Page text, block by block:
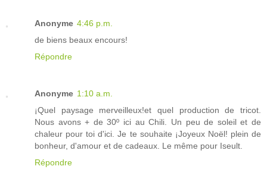
Anonyme 4:46 p.m.
de biens beaux encours!
Répondre
Anonyme 1:10 a.m.
¡Quel paysage merveilleux!et quel production de tricot.
Nous avons + de 30º ici au Chili. Un peu de soleil et de
chaleur pour toi d'ici. Je te souhaite ¡Joyeux Noël! plein de
bonheur, d'amour et de cadeaux. Le même pour Iseult.
Répondre